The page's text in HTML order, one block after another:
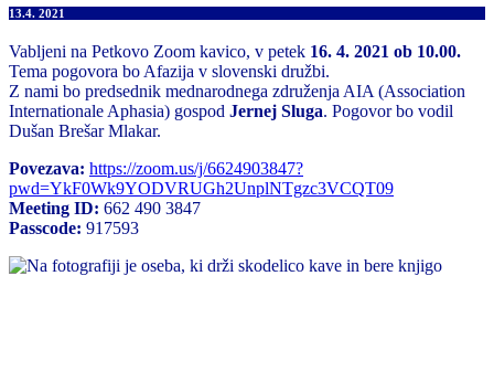
13.4. 2021
Vabljeni na Petkovo Zoom kavico, v petek 16. 4. 2021 ob 10.00.
Tema pogovora bo Afazija v slovenski družbi.
Z nami bo predsednik mednarodnega združenja AIA (Association
Internationale Aphasia) gospod Jernej Sluga. Pogovor bo vodil
Dušan Brešar Mlakar.
Povezava: https://zoom.us/j/6624903847?
pwd=YkF0Wk9YODVRUGh2UnplNTgzc3VCQT09
Meeting ID: 662 490 3847
Passcode: 917593